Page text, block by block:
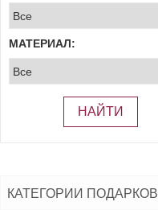
МАТЕРИАЛ:
НАЙТИ
КАТЕГОРИИ ПОДАРКОВ